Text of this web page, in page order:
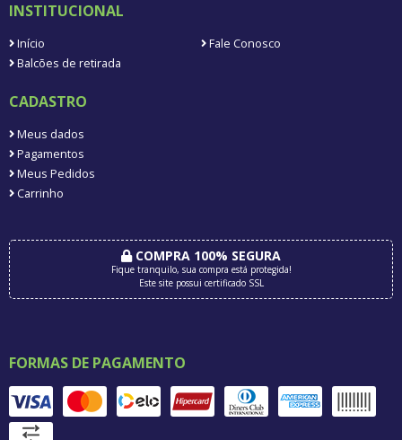
INSTITUCIONAL
Início
Fale Conosco
Balcões de retirada
CADASTRO
Meus dados
Pagamentos
Meus Pedidos
Carrinho
COMPRA 100% SEGURA
Fique tranquilo, sua compra está protegida!
Este site possui certificado SSL
FORMAS DE PAGAMENTO